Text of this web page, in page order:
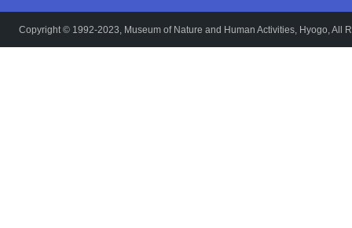
Copyright © 1992-2023, Museum of Nature and Human Activities, Hyogo, All